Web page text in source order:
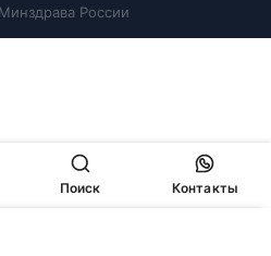
России
Поиск Контакты